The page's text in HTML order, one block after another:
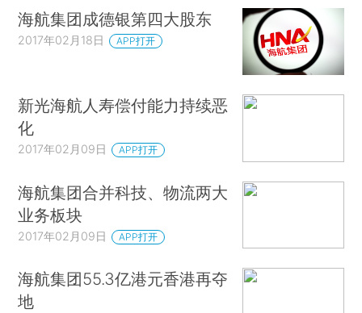
海航集团成德银第四大股东
2017年02月18日 APP打开
新光海航人寿偿付能力持续恶
化
2017年02月09日 APP打开
海航集团合并科技、物流两大
业务板块
2017年02月09日 APP打开
海航集团55.3亿港元香港再夺
地